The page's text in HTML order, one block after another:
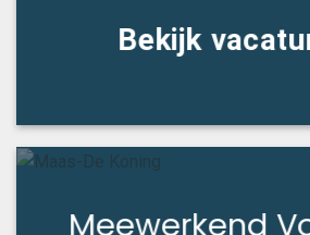
Bekijk
Meewerkend